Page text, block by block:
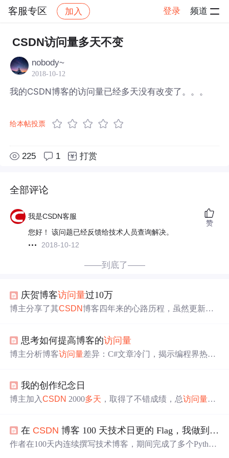
客服专区 加入 登录 频道
社区 客服专区 帖子详情
CSDN访问量多天不变
nobody~
2018-10-12
我的CSDN博客的访问量已经多天没有改变了。。。
给本帖投票
225 1 打赏
全部评论
我是CSDN客服
您好！ 该问题已经反馈给技术人员查询解决。
2018-10-12
赞
——到底了——
庆贺博客访问量过10万
博主分享了其CSDN博客四年来的心路历程，虽然更新不
心得。
思考如何提高博客的访问量
博主分析博客访问量差异：C#文章冷门，揭示编程界热门
我的创作纪念日
博主加入CSDN 2000多天 ，取得了不错成绩，总访问量达
成、检索、大模型等信息技术领域。
在 CSDN 博客 100 天技术日更的 Flag，我做到了！
作者在100天内连续撰写技术博客，期间完成了多个Python